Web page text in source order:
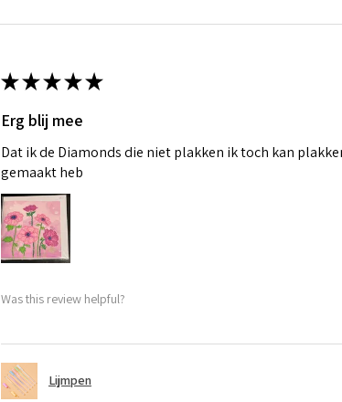
★★★★★
Erg blij mee
Dat ik de Diamonds die niet plakken ik toch kan
gemaakt heb
Was this review helpful?
Lijmpen